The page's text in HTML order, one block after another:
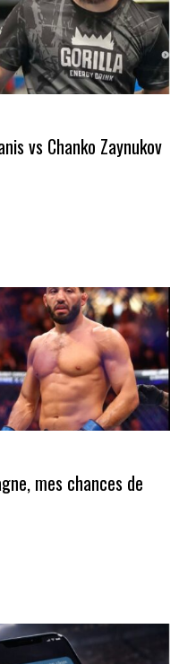
vs Chanko Zaynukov
mes chances de